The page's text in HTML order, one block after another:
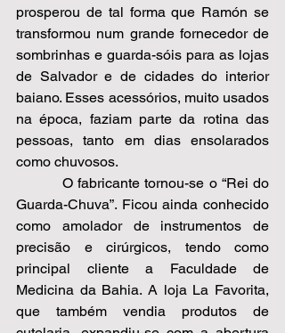
prosperou de tal forma que Ramón se
transformou num grande fornecedor de
sombrinhas e guarda-sóis para as lojas
de Salvador e de cidades do interior
baiano. Esses acessórios, muito usados
na época, faziam parte da rotina das
pessoas, tanto em dias ensolarados
como chuvosos.
Guarda-Chuva”. Ficou ainda conhecido
como amolador de instrumentos de
precisão e cirúrgicos, tendo como
principal cliente a Faculdade de
Medicina da Bahia. A loja La Favorita,
que também vendia produtos de